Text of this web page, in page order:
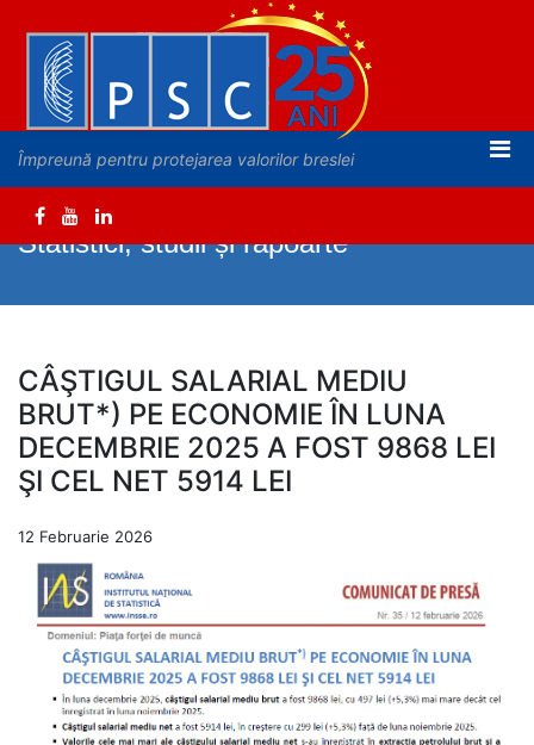
Împreună pentru protejarea valorilor breslei
Statistici, studii și rapoarte
CÂŞTIGUL SALARIAL MEDIU
BRUT*) PE ECONOMIE ÎN LUNA
DECEMBRIE 2025 A FOST 9868 LEI
ŞI CEL NET 5914 LEI
12 Februarie 2026